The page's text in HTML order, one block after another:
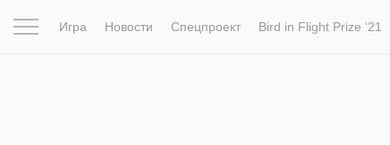
Игра Новости Спецпроект Bird in Flight Prize ‘21